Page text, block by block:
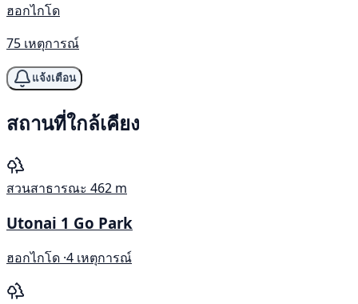
ฮอกไกโด
75 เหตุการณ์
แจ้งเตือน
สถานที่ใกล้เคียง
สวนสาธารณะ 462 m
Utonai 1 Go Park
ฮอกไกโด ·4 เหตุการณ์